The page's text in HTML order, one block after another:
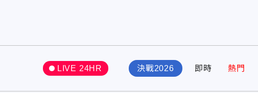
LIVE 24HR 決戰2026 即時 熱門